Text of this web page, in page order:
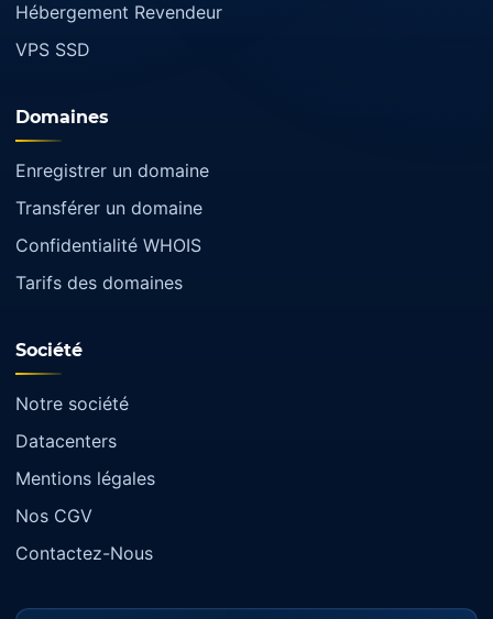
Hébergement Revendeur
VPS SSD
Domaines
Enregistrer un domaine
Transférer un domaine
Confidentialité WHOIS
Tarifs des domaines
Société
Notre société
Datacenters
Mentions légales
Nos CGV
Contactez-Nous